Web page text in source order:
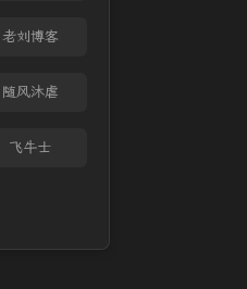
老刘博客
随风沐虐
飞牛士